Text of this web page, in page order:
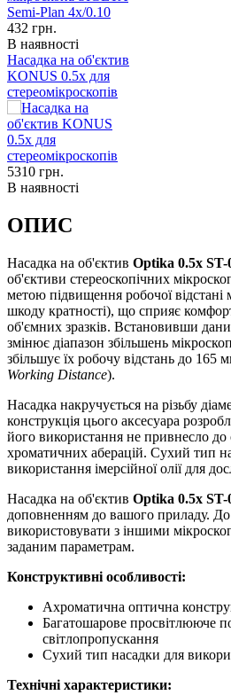
432 грн.
В наявності
Насадка на об'єктив
KONUS 0.5x для
стереомікроскопів
5310 грн.
В наявності
ОПИС
Насадка на об'єктив Optika 0.5x ST-
об'єктиви стереоскопічних
метою підвищення робочої відстані
шкоду кратності), що сприяє
об'ємних зразків. Встановивши
змінює діапазон збільшень
збільшує їх робочу відстань до 165
Working Distance).
Насадка накручується на різьбу
конструкція цього аксесуара
його використання не привнесло
хроматичних аберацій. Сухий тип
використання імерсійної олії для
Насадка на об'єктив Optika 0.5x ST-
доповненням до вашого приладу. До
використовувати з іншими
заданим параметрам.
Конструктивні особливості:
Ахроматична оптична
Багатошарове просвітлююче
світлопропускання
Сухий тип насадки для
Технічні характеристики: